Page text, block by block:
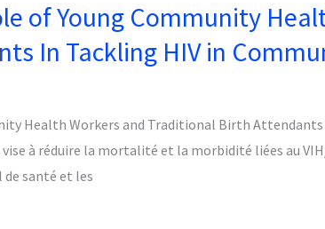
of Young Community
In Tackling HIV in
Health Workers and Traditional Birth
vise à réduire la mortalité et la morbidité liées au
santé et les